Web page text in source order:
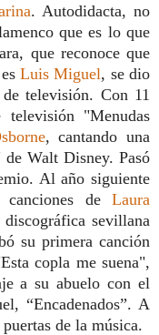
. Autodidacta, no
que es lo que
que reconoce que
esLuis Miguel, se dio
televisión. Con 11
"Menudas
, cantando una
Walt Disney. Pasó
Al año siguiente
de Laura
sevillana
su primera canción
copla me suena",
a su abuelo con el
“Encadenados”. A
de la música.